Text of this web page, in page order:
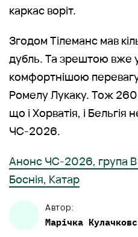
каркас воріт.
Згодом Тілеманс мав
дубль. Та зрештою вже
комфортнішою перевагу
Ромелу Лукаку. Тож 260
що і Хорватія, і Бельгія
ЧС-2026.
Анонс ЧС-2026, група
Боснія, Катар
Автор:
Марічка